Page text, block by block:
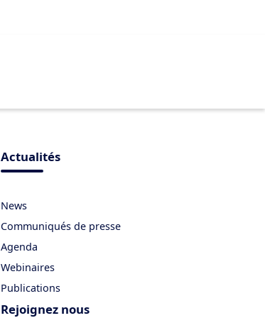
Actualités
News
Communiqués de presse
Agenda
Webinaires
Publications
Rejoignez nous